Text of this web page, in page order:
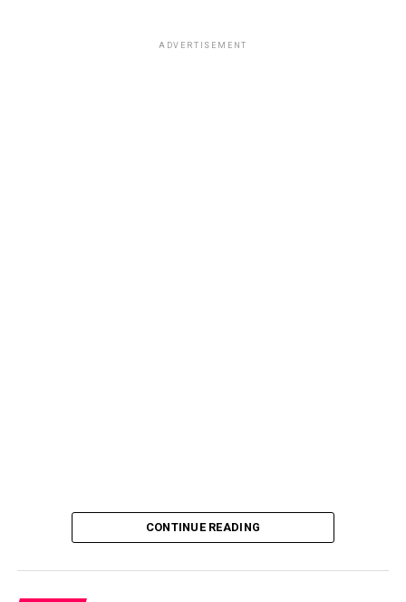
ADVERTISEMENT
CONTINUE READING